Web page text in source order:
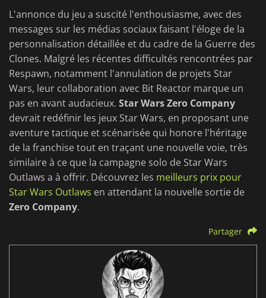
L'annonce du jeu a suscité l'enthousiasme, avec des
messages sur les médias sociaux faisant l'éloge de la
personnalisation détaillée et du cadre de la Guerre des
Clones. Malgré les récentes difficultés rencontrées par
Respawn, notamment l'annulation de projets Star
Wars, leur collaboration avec Bit Reactor marque un
pas en avant audacieux. Star Wars Zero Company
devrait redéfinir les jeux Star Wars, en proposant une
aventure tactique et scénarisée qui honore l'héritage
de la franchise tout en traçant une nouvelle voie, très
similaire à ce que la campagne solo de Star Wars
Outlaws a à offrir. Découvrez les meilleurs prix pour
Star Wars Outlaws en attendant la nouvelle sortie de
Zero Company.
Partager